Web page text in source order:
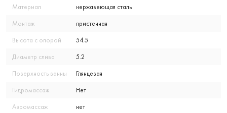
Материал нержавеющая сталь
Монтаж пристенная
Высота с опорой 54.5
Диаметр слива 5.2
Поверхность ванны Глянцевая
Гидромассаж Нет
Аэромассаж нет